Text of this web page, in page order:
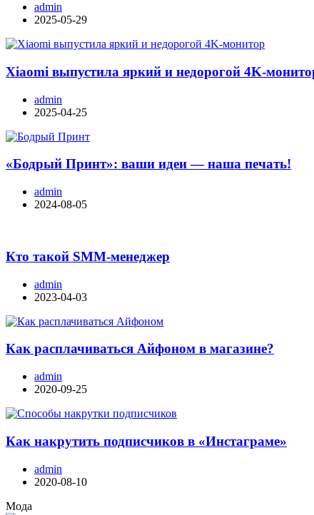
admin
2025-05-29
Xiaomi выпустила яркий и недорогой 4K-
admin
2025-04-25
«Бодрый Принт»: ваши идеи — наша печать!
admin
2024-08-05
Кто такой SMM-менеджер
admin
2023-04-03
Как расплачиваться Айфоном в магазине?
admin
2020-09-25
Как накрутить подписчиков в «Инстаграме»
admin
2020-08-10
Мода